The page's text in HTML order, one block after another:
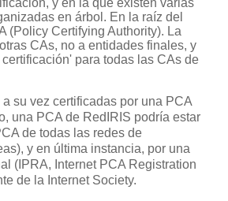
y en la que existen varias
en árbol. En la raíz del
(Policy Certifying Authority). La
CAs, no a entidades finales, y
para todas las CAs de
su vez certificadas por una PCA
una PCA de RedIRIS podría estar
de todas las redes de
y en última instancia, por una
(IPRA, Internet PCA Registration
de la Internet Society.